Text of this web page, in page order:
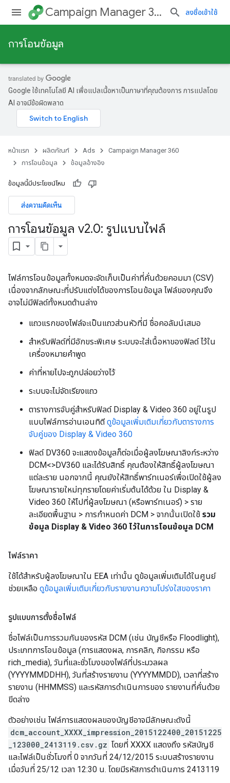
Campaign Manager 360 ลงชื่อเข้าใช้
การโอนข้อมูล
Google ใช้เทคโนโลยี AI เพื่อแปลเนื้อหาเป็นภาษาที่คุณต้องการ การแปลโดย
AI อาจมีข้อผิดพลาด
หน้าแรก ผลิตภัณฑ์ Ads
Campaign Manager 360
การโอนข้อมูล
ข้อมูลอ้างอิง
ข้อมูลนี้มีประโยชน์ไหม
ส่งความคิดเห็น
การโอนข้อมูล v2.0: รูปแบบไฟล์
ไฟล์การโอนข้อมูลทั้งหมดจะจัดเก็บเป็นค่าที่คั่นด้วยคอมมา (CSV)
เนื่องจากลักษณะที่ปรับแต่งได้ของการโอนข้อมูล ไฟล์ของคุณจึง
อาจไม่มีฟิลด์ทั้งหมดด้านล่าง
แถวแรกของไฟล์จะเป็นแถวส่วนหัวที่มี ชื่อคอลัมน์เสมอ
สำหรับฟิลด์ที่มีอักขระพิเศษ ระบบจะใส่เนื้อหาของฟิลด์ ไว้ใน
เครื่องหมายคำพูด
ค่าที่หายไปจะถูกปล่อยว่างไว้
ระบบจะไม่จัดเรียงแถว
ตารางการจับคู่สำหรับฟิลด์ Display & Video 360 อยู่ในรูป
แบบไฟล์การอ่านเอนทิตีดูข้อมูลเพิ่มเติมเกี่ยวกับตารางการ
จับคู่ของ Display & Video 360
ฟิลด์ DV360 จะแสดงข้อมูลก็ต่อเมื่อผู้ลงโฆษณาลิงก์ระหว่าง
DCM<>DV360 และได้รับสิทธิ์ คุณต้องให้สิทธิ์ผู้ลงโฆษณา
แต่ละราย นอกจากนี้ คุณยังให้สิทธิ์พาร์ทเนอร์เพื่อเปิดใช้ผู้ลง
โฆษณารายใหม่ทุกรายโดยค่าเริ่มต้นได้ด้วย ใน Display &
Video 360 ให้ไปที่ผู้ลงโฆษณา (หรือพาร์ทเนอร์) > ราย
ละเอียดพื้นฐาน > การกำหนดค่า DCM > จากนั้นเปิดใช้ รวม
ข้อมูล Display & Video 360 ไว้ในการโอนข้อมูล DCM
ไฟล์ราคา
ใช้ได้สำหรับผู้ลงโฆษณาใน EEA เท่านั้น ดูข้อมูลเพิ่มเติมได้ในศูนย์
ช่วยเหลือ ดูข้อมูลเพิ่มเติมเกี่ยวกับรายงานความโปร่งใสของราคา
รูปแบบการตั้งชื่อไฟล์
ชื่อไฟล์เป็นการรวมกันของรหัส DCM (เช่น บัญชีหรือ Floodlight),
ประเภทการโอนข้อมูล (การแสดงผล, การคลิก, กิจกรรม หรือ
rich_media), วันที่และชั่วโมงของไฟล์ที่ประมวลผล
(YYYYMMDDHH), วันที่สร้างรายงาน (YYYYMMDD), เวลาที่สร้าง
รายงาน (HHMMSS) และรหัสการดำเนินการของ รายงานที่คั่นด้วย
ขีดล่าง
ตัวอย่างเช่น ไฟล์การแสดงผลของบัญชีอาจมีลักษณะดังนี้
dcm_account_XXXX_impression_2015122400_20151225
_123000_2413119.csv.gz โดยที่ XXXX แสดงถึง รหัสบัญชี
และไฟล์เป็นชั่วโมงที่ 0 จากวันที่ 24/12/2015 ระบบสร้างรายงาน
เมื่อวันที่ 25/12 เวลา 12:30 น. โดยมีรหัสการดำเนินการ 2413119